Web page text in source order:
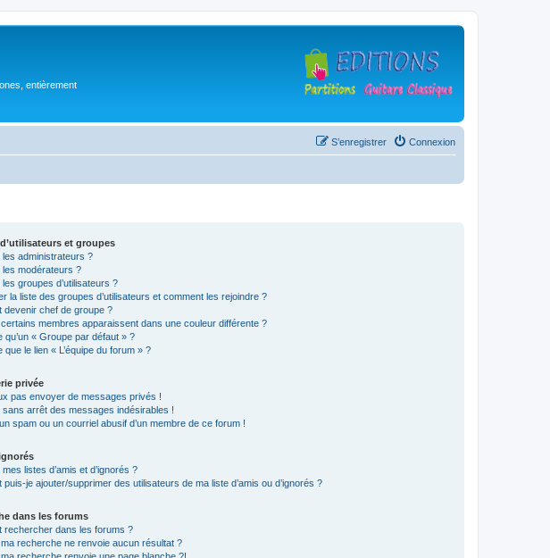
entièrement
Connexion
S’enregistrer
et groupes
les administrateurs ?
les modérateurs ?
groupes d’utilisateurs ?
la liste des groupes d’utilisateurs et comment les rejoindre ?
devenir chef de groupe ?
certains membres apparaissent dans une couleur différente ?
qu’un « Groupe par défaut » ?
que le lien « L’équipe du forum » ?
privée
pas envoyer de messages privés !
arrêt des messages indésirables !
spam ou un courriel abusif d’un membre de ce forum !
listes d’amis et d’ignorés ?
puis-je ajouter/supprimer des utilisateurs de ma liste d’amis ou d’ignorés ?
dans les forums
rechercher dans les forums ?
ma recherche ne renvoie aucun résultat ?